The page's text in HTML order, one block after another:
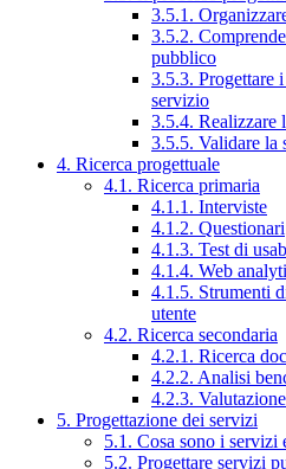
3.5.1.
3.5.2.
pubblico
3.5.3. Progettare
servizio
3.5.4. Realizzare
3.5.5. Validare la
4. Ricerca progettuale
4.1. Ricerca primaria
4.1.1. Interviste
4.1.2. Questionari
4.1.3. Test di
4.1.4. Web
4.1.5. Strumenti
utente
4.2. Ricerca secondaria
4.2.1. Ricerca
4.2.2. Analisi
4.2.3.
5. Progettazione dei servizi
5.1. Cosa sono i servizi
5.2. Progettare servizi